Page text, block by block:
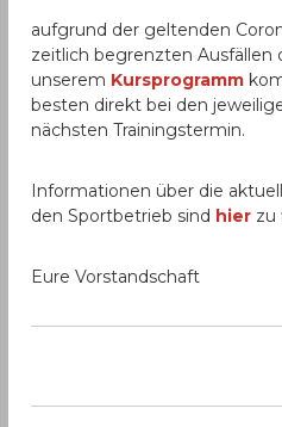
aufgrund der geltenden
zeitlich begrenzten Ausfällen
unserem Kursprogramm
besten direkt bei den
nächsten Trainingstermin.
Informationen über die
den Sportbetrieb sind hier zu
Eure Vorstandschaft